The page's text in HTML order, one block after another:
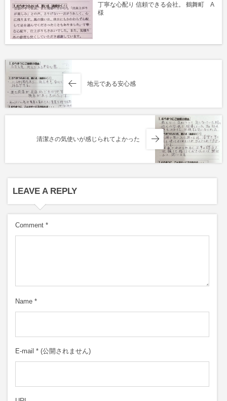
丁寧な心配り 信頼できる会社。 鶴舞町 A
様
地元である安心感
清潔さの気使いが感じられてよかった
LEAVE A REPLY
Comment *
Name *
E-mail * (公開されません)